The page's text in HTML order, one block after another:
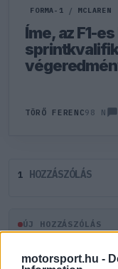
motorsport.hu -
FORMA-1 / MCLAREN
Íme, az F1-
TÖRŐ FERENC98 N
1 HOZZÁSZÓLÁS
ÚJ HOZZÁSZÓLÁS
Meglévő